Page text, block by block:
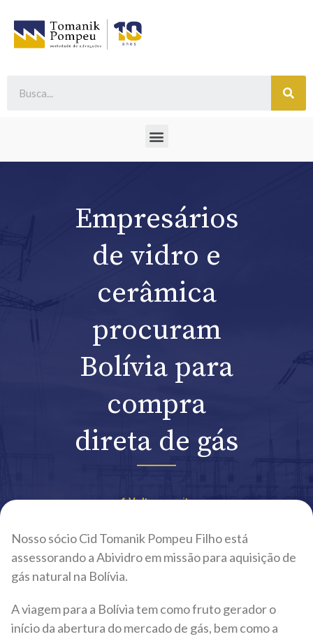
Empresários
de vidro e
cerâmica
procuram
Bolívia para
compra
direta de gás
Voltar ao site
Nosso sócio Cid Tomanik Pompeu Filho está
assessorando a Abividro em missão para aquisição de
gás natural na Bolívia.
A viagem para a Bolívia tem como fruto gerador o
início da abertura do mercado de gás, bem como a